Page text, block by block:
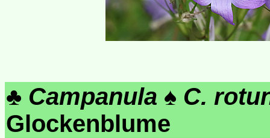
♣ Campanula ♠ C.
Glockenblume